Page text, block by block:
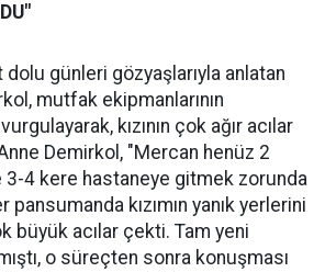
dolu günleri gözyaşlarıyla anlatan
mutfak ekipmanlarının
kızının çok ağır acılar
Demirkol, "Mercan henüz 2
3-4 kere hastaneye gitmek zorunda
pansumanda kızımın yanık yerlerini
büyük acılar çekti. Tam yeni
o süreçten sonra konuşması